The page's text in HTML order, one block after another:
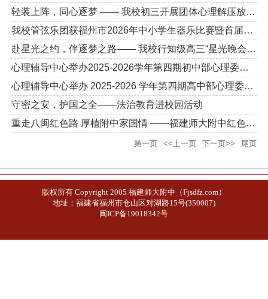
轻装上阵，同心逐梦 —— 我校初三开展团体心理解压放松活动
我校管弦乐团获福州市2026年中小学生器乐比赛暨首届福州小茉莉交...
赴星光之约，伴逐梦之路—— 我校行知级高三“星光晚会”暖心护航...
心理辅导中心举办2025-2026学年第四期初中部心理委员培训会
心理辅导中心举办 2025-2026 学年第四期高中部心理委员培训会
守密之安，护国之全——法治教育进校园活动
重走八闽红色路 厚植附中家国情 ——福建师大附中红色研学实践活...
第一页 <<上一页 下一页>> 尾页
版权所有 Copyright 2005 福建师大附中（Fjsdfz.com）
地址：福建省福州市仓山区对湖路15号(350007)
闽ICP备19018342号